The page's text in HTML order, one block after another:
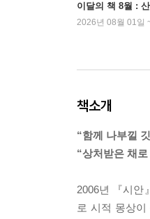
이달의 책 8월 :
2026년 08월 01일
책소개
“함께 나부낄
“상처받은 채
2006년 『시안
로 시적 몽상